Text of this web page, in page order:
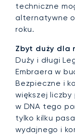
techniczne
alternatywne
roku.
Zbyt duży dla
Duży i długi
Embraera w
Bezpieczne i
większej
w DNA tego
tylko kilku
wydajnego i